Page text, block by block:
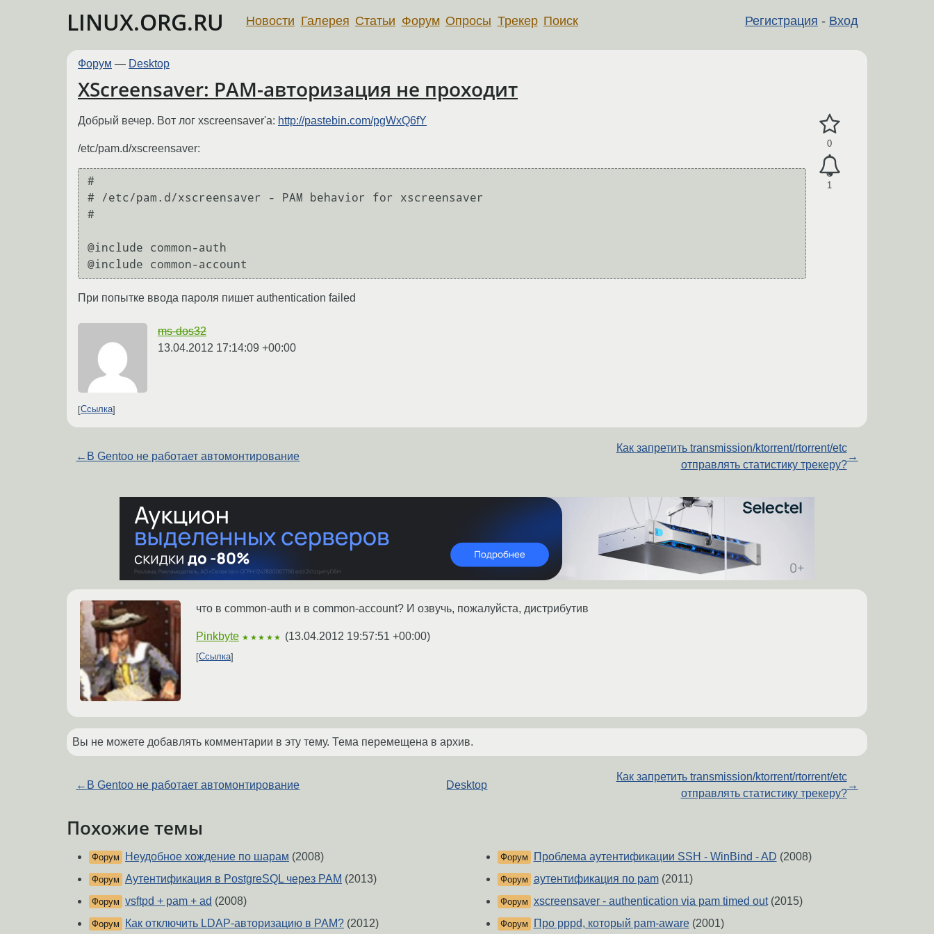
LINUX.ORG.RU Регистрация - Вход
Новости Галерея Статьи Форум Опросы Трекер Поиск
Форум — Desktop
XScreensaver: PAM-авторизация не проходит
0
1
Добрый вечер. Вот лог xscreensaver'a: http://pastebin.com/pgWxQ6fY
/etc/pam.d/xscreensaver:
#
# /etc/pam.d/xscreensaver - PAM behavior for xscreensaver
#
@include common-auth
При попытке ввода пароля пишет authentication failed
ms-dos32
13.04.2012 17:14:09 +00:00
Ссылка
← В Gentoo не работает автомонтирование
Как запретить transmission/ktorrent/rtorrent/etc
отправлять статистику трекеру?
→
что в common-auth и в common-account? И озвучь, пожалуйста, дистрибутив
Pinkbyte ★★★★★ (13.04.2012 19:57:51 +00:00)
Ссылка
Вы не можете добавлять комментарии в эту тему. Тема перемещена в архив.
← В Gentoo не работает автомонтирование Desktop
Как запретить transmission/ktorrent/rtorrent/etc
отправлять статистику трекеру?
→
Похожие темы
Форум Неудобное хождение по шарам (2008)
Форум Аутентификация в PostgreSQL через PAM (2013)
Форум vsftpd + pam + ad (2008)
Форум Как отключить LDAP-авторизацию в PAM? (2012)
Форум Проблема аутентификации SSH - WinBind - AD (2008)
Форум аутентификация по pam(2011)
Форум xscreensaver - authentication via pam timed out(2015)
Форум Про pppd, который pam-aware(2001)